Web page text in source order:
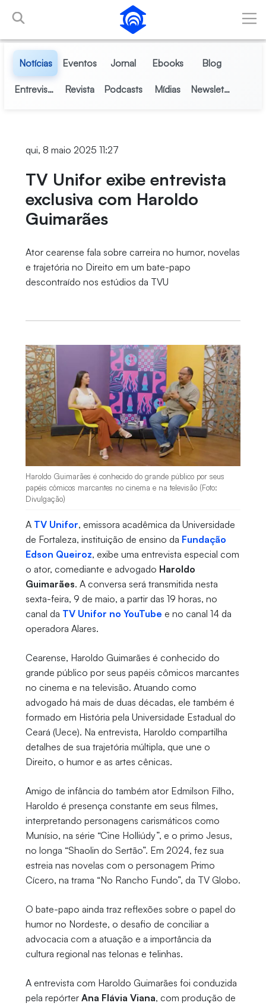
Pular para o Conteúdo principal
Notícias Eventos Jornal Ebooks Blog
Entrevistas Revista Podcasts Mídias Newsletter
qui, 8 maio 2025 11:27
TV Unifor exibe entrevista
exclusiva com Haroldo
Guimarães
Ator cearense fala sobre carreira no humor, novelas
e trajetória no Direito em um bate-papo
descontraído nos estúdios da TVU
Haroldo Guimarães é conhecido do grande público por seus
papéis cômicos marcantes no cinema e na televisão (Foto:
Divulgação)
A TV Unifor, emissora acadêmica da Universidade
de Fortaleza, instituição de ensino da Fundação
Edson Queiroz, exibe uma entrevista especial com
o ator, comediante e advogado Haroldo
Guimarães. A conversa será transmitida nesta
sexta-feira, 9 de maio, a partir das 19 horas, no
canal da TV Unifor no YouTube e no canal 14 da
operadora Alares.
Cearense, Haroldo Guimarães é conhecido do
grande público por seus papéis cômicos marcantes
no cinema e na televisão. Atuando como
advogado há mais de duas décadas, ele também é
formado em História pela Universidade Estadual do
Ceará (Uece). Na entrevista, Haroldo compartilha
detalhes de sua trajetória múltipla, que une o
Direito, o humor e as artes cênicas.
Amigo de infância do também ator Edmilson Filho,
Haroldo é presença constante em seus filmes,
interpretando personagens carismáticos como
Munísio, na série “Cine Holliúdy”, e o primo Jesus,
no longa “Shaolin do Sertão”. Em 2024, fez sua
estreia nas novelas com o personagem Primo
Cícero, na trama “No Rancho Fundo”, da TV Globo.
O bate-papo ainda traz reflexões sobre o papel do
humor no Nordeste, o desafio de conciliar a
advocacia com a atuação e a importância da
cultura regional nas telonas e telinhas.
A entrevista com Haroldo Guimarães foi conduzida
pela repórter Ana Flávia Viana, com produção de